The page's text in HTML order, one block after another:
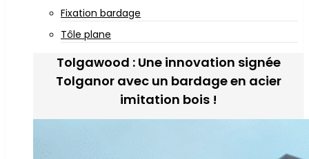
Fixation bardage
Tôle plane
Tolgawood : Une innovation signée
Tolganor avec un bardage en acier
imitation bois !